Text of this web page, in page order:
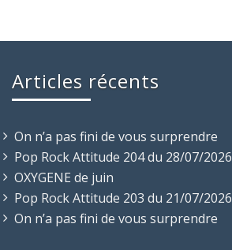
Articles récents
On n’a pas fini de vous surprendre
Pop Rock Attitude 204 du 28/07/2026
OXYGENE de juin
Pop Rock Attitude 203 du 21/07/2026
On n’a pas fini de vous surprendre